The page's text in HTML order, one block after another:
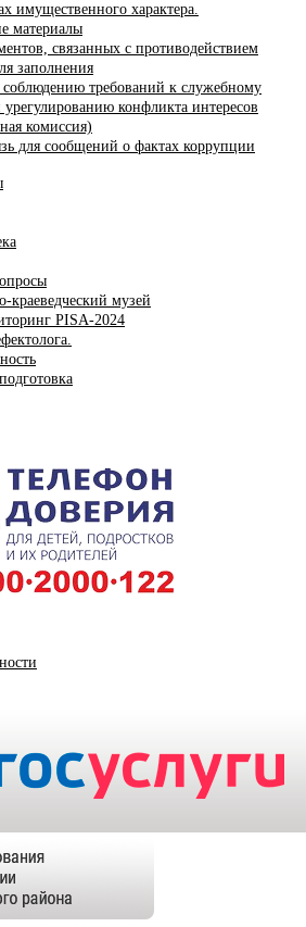
имущественного характера.
материалы
связанных с противодействием
заполнения
требований к служебному
конфликта интересов
комиссия)
для сообщений о фактах коррупции
музей
PISA-2024